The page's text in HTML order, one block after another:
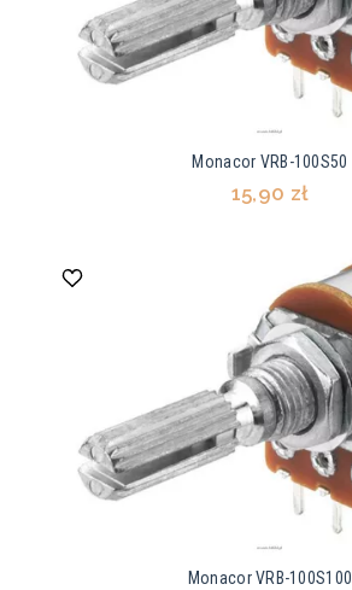
Monacor VRB-100S50
15,90 zł
Monacor VRB-100S100